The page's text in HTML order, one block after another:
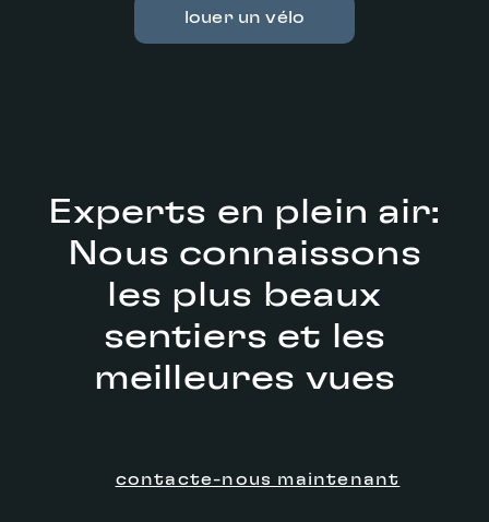
ACHAT SERVICE
louer un vélo
Experts en plein air:
Nous connaissons
les plus beaux
sentiers et les
meilleures vues
contacte-nous maintenant